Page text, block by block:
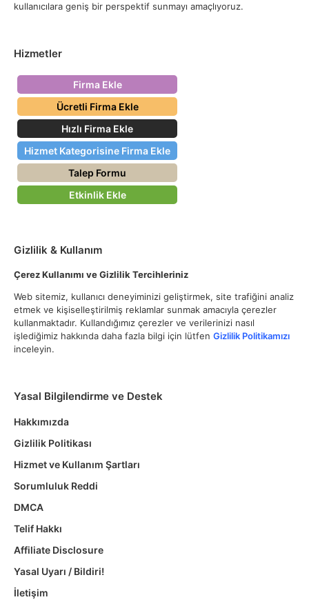
kullanıcılara geniş bir perspektif sunmayı amaçlıyoruz.
Hizmetler
Firma Ekle
Ücretli Firma Ekle
Hızlı Firma Ekle
Hizmet Kategorisine Firma Ekle
Talep Formu
Etkinlik Ekle
Gizlilik & Kullanım
Çerez Kullanımı ve Gizlilik Tercihleriniz
Web sitemiz, kullanıcı deneyiminizi geliştirmek, site trafiğini analiz
etmek ve kişiselleştirilmiş reklamlar sunmak amacıyla çerezler
kullanmaktadır. Kullandığımız çerezler ve verilerinizi nasıl
işlediğimiz hakkında daha fazla bilgi için lütfen Gizlilik Politikamızı
inceleyin.
Yasal Bilgilendirme ve Destek
Hakkımızda
Gizlilik Politikası
Hizmet ve Kullanım Şartları
Sorumluluk Reddi
DMCA
Telif Hakkı
Affiliate Disclosure
Yasal Uyarı / Bildiri!
İletişim